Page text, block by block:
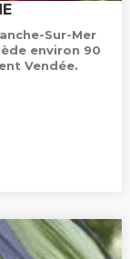
Sur-Mer
environ 90
Vendée.